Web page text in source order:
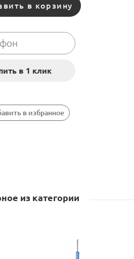
в корзину
в избранное
из категории